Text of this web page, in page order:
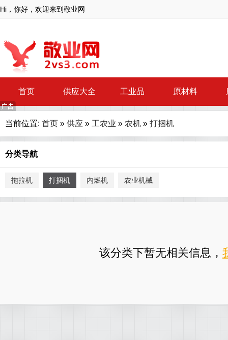
Hi，你好，欢迎来到敬业网
首页 供应大全 工业品 原材料
当前位置: 首页 » 供应 » 工农业 » 农机 » 打捆机
分类导航
拖拉机 打捆机 内燃机 农业机械
该分类下暂无相关信息，